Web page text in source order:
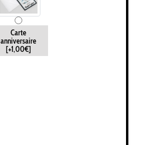
Carte
anniversaire
[+1,00€]